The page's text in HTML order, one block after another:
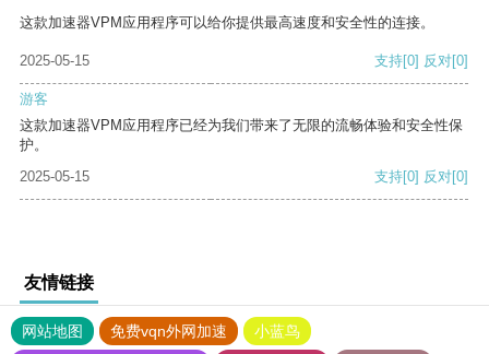
这款加速器VPM应用程序可以给你提供最高速度和安全性的连接。
2025-05-15 支持[0] 反对[0]
游客
这款加速器VPM应用程序已经为我们带来了无限的流畅体验和安全性保
护。
2025-05-15
支持[0] 反对[0]
友情链接
网站地图 免费vqn外网加速
小蓝鸟